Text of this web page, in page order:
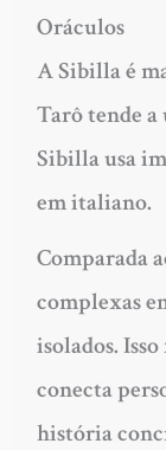
Oráculos
A Sibilla é
Tarô tende a
Sibilla usa
em italiano.
Comparada
complexas
isolados.
conecta
história